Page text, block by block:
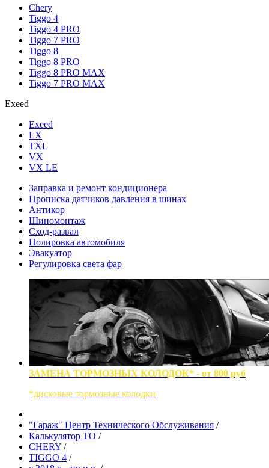
Chery
Tiggo 4
Tiggo 4 PRO
Tiggo 7 PRO
Tiggo 8
Tiggo 8 PRO
Tiggo 8 PRO MAX
Tiggo 7 PRO MAX
Exeed
Exeed
LX
TXL
VX
VX LE
Заправка и ремонт кондиционера
Прописка датчиков давления в шинах
Антикор
Шиномонтаж
Сход-развал
Полировка автомобиля
Эвакуатор
Регулировка света фар
ЗАМЕНА ТОРМОЗНЫХ КОЛОДОК* - от 800 руб
*дисковые тормозные колодки
"Гараж" Центр Технического Обслуживания /
Калькулятор ТО /
CHERY /
TIGGO 4 /